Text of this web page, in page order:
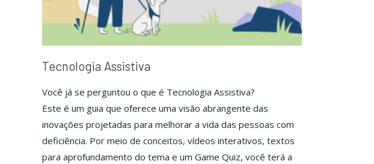
Tecnologia Assistiva
Você já se perguntou o que é Tecnologia Assistiva?
Este é um guia que oferece uma visão abrangente das
inovações projetadas para melhorar a vida das pessoas com
deficiência. Por meio de conceitos, vídeos interativos, textos
para aprofundamento do tema e um Game Quiz, você terá a